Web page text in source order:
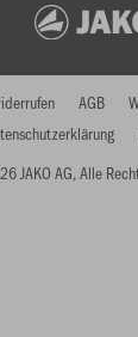
JAKO AG, Alle
AGB